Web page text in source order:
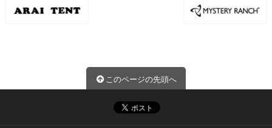
このページの先頭へ